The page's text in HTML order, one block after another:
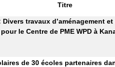
Titre
: Divers travaux d’aménagement
le Centre de PME WPD à
de 30 écoles partenaires